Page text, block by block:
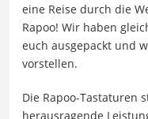
eine Reise durch die
Rapoo! Wir haben
euch ausgepackt und
vorstellen.
Die Rapoo-Tastaturen
herausragende